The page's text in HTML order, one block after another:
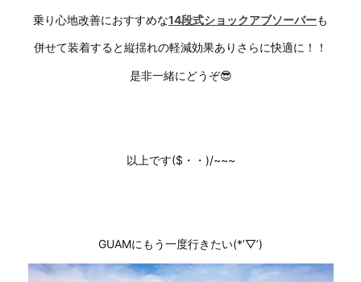
乗り心地改善におすすめな14段式ショックアブソーバーも
併せて装着すると縦揺れの軽減効果ありさらに快適に！！
是非一緒にどうぞ😎
以上です($・・)/~~~
GUAMにもう一度行きたい(*’▽’)